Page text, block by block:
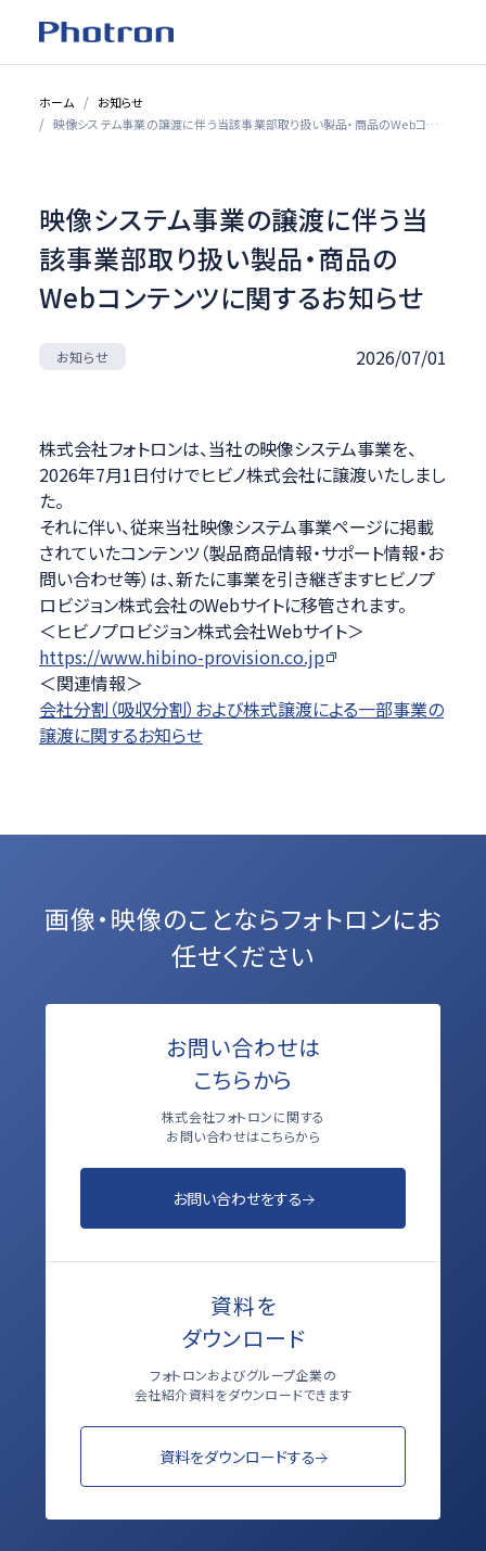
ホーム
お知らせ
映像システム事業の譲渡に伴う当該事業部取り扱い製品・商品のWebコンテンツに関するお知らせ
映像システム事業の譲渡に伴う当
該事業部取り扱い製品・商品の
Webコンテンツに関するお知らせ
お知らせ 2026/07/01
株式会社フォトロンは、当社の映像システム事業を、
2026年7月1日付けでヒビノ株式会社に譲渡いたしまし
た。
それに伴い、従来当社映像システム事業ページに掲載
されていたコンテンツ（製品商品情報・サポート情報・お
問い合わせ等）は、新たに事業を引き継ぎますヒビノプ
ロビジョン株式会社のWebサイトに移管されます。
＜ヒビノプロビジョン株式会社Webサイト＞
https://www.hibino-provision.co.jp
＜関連情報＞
会社分割（吸収分割）および株式譲渡による一部事業の
譲渡に関するお知らせ
画像・映像のことならフォトロンにお
任せください
お問い合わせは
こちらから
株式会社フォトロンに関する
お問い合わせはこちらから
お問い合わせをする
資料を
ダウンロード
フォトロンおよびグループ企業の
会社紹介資料をダウンロードできます
資料をダウンロードする